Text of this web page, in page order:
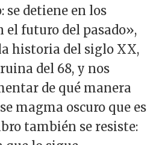
detiene en los
el futuro del pasado»,
historia del siglo XX,
del 68, y nos
de qué manera
magma oscuro que es
también se resiste: